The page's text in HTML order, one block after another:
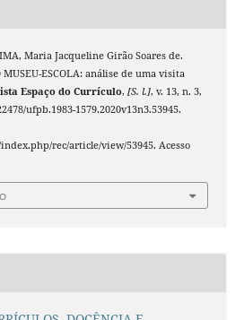
Maria Jacqueline Girão Soares de.
MUSEU-ESCOLA: análise de uma visita
Espaço do Currículo, [S. l.], v. 13, n. 3,
ufpb.1983-1579.2020v13n3.53945.
rec/article/view/53945. Acesso